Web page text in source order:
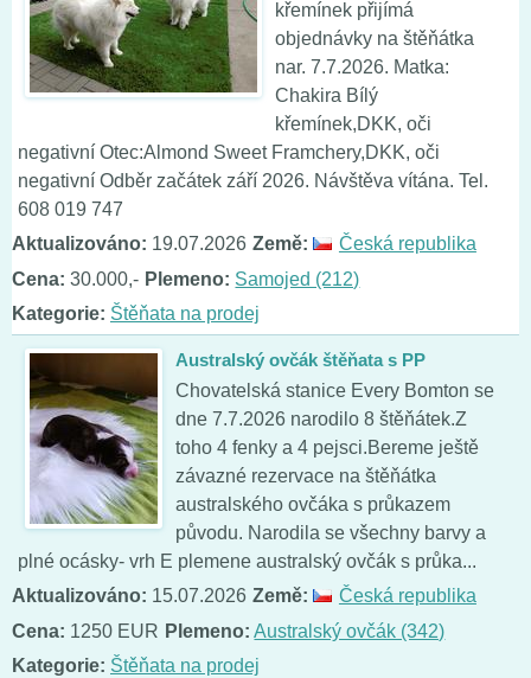
křemínek přijímá
objednávky na štěňátka
nar. 7.7.2026. Matka:
Chakira Bílý
křemínek,DKK, oči
negativní Otec:Almond Sweet Framchery,DKK, oči
negativní Odběr začátek září 2026. Návštěva vítána. Tel.
608 019 747
Aktualizováno: 19.07.2026 Země:
Česká republika
Cena: 30.000,- Plemeno: Samojed (212)
Kategorie: Štěňata na prodej
Australský ovčák štěňata s PP
Chovatelská stanice Every Bomton se
dne 7.7.2026 narodilo 8 štěňátek.Z
toho 4 fenky a 4 pejsci.Bereme ještě
závazné rezervace na štěňátka
australského ovčáka s průkazem
původu. Narodila se všechny barvy a
plné ocásky- vrh E plemene australský ovčák s průka...
Aktualizováno: 15.07.2026 Země:
Česká republika
Cena: 1250 EUR Plemeno: Australský ovčák (342)
Kategorie: Štěňata na prodej